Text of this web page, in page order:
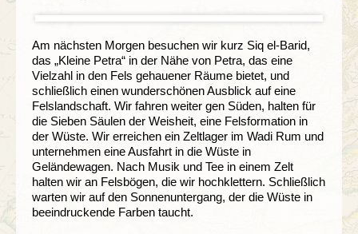
Am nächsten Morgen besuchen wir kurz Siq el-Barid,
das „Kleine Petra“ in der Nähe von Petra, das eine
Vielzahl in den Fels gehauener Räume bietet, und
schließlich einen wunderschönen Ausblick auf eine
Felslandschaft. Wir fahren weiter gen Süden, halten für
die Sieben Säulen der Weisheit, eine Felsformation in
der Wüste. Wir erreichen ein Zeltlager im Wadi Rum und
unternehmen eine Ausfahrt in die Wüste in
Geländewagen. Nach Musik und Tee in einem Zelt
halten wir an Felsbögen, die wir hochklettern. Schließlich
warten wir auf den Sonnenuntergang, der die Wüste in
beeindruckende Farben taucht.